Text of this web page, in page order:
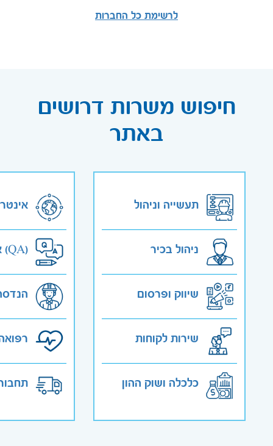
לרשימת כל החברות
חיפוש משרות דרושים
באתר
תעשייה וניהול
ניהול בכיר
שיווק ופרסום
שירות לקוחות
כלכלה ושוק ההון
אבטחת איכות (QA)